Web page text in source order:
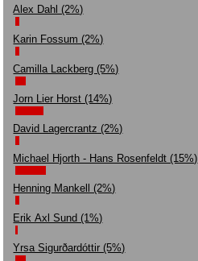
Alex Dahl (2%)
Karin Fossum (2%)
Camilla Lackberg (5%)
Jorn Lier Horst (14%)
David Lagercrantz (2%)
Michael Hjorth - Hans Rosenfeldt (15%)
Henning Mankell (2%)
Erik Axl Sund (1%)
Yrsa Sigurðardóttir (5%)